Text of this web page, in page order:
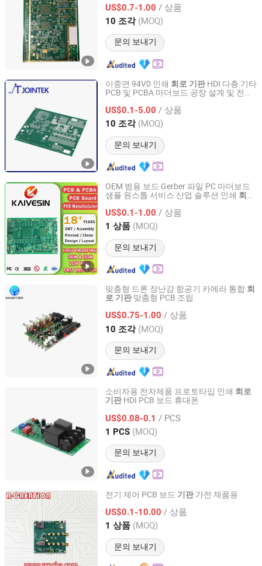
US$0.7-1.00 / 상품
10 조각 (MOQ)
문의 보내기
Hubei, China 이후 2026
이중면 94V0 인쇄 회로 기판HDI 다층 기타
PCB 및 PCBA 마더보드 공장 설계 및 전자
US$0.1-5.00 / 상품
10 조각 (MOQ)
문의 보내기
Zhuhai Jointek Electric Co., Ltd.
Guangdong, China 이후 2026
OEM 범용 보드 Gerber 파일 PC 마더보드
샘플 원스톱 서비스 산업 솔루션 인쇄 회로
US$0.1-1.00 / 상품
1 상품 (MOQ)
문의 보내기
Guangzhou Kevis Electronic Technology Co., Ltd.
Guangdong, China 이후 2024
맞춤형 드론 장난감 항공기 카메라 통합 회
로 기판맞춤형 PCB 조립
US$0.75-1.00 / 상품
10 조각 (MOQ)
문의 보내기
Mu Star (Shenzhen) Industry Co., Ltd.
Guangdong, China 이후 2023
소비자용 전자제품 프로토타입 인쇄 회로
기판HDI PCB 보드 휴대폰
US$0.08-0.1 / PCS
1 PCS (MOQ)
문의 보내기
Guangdong, China 이후 2016
전기 제어 PCB 보드 기판가전 제품용
US$0.1-10.00 / 상품
1 상품 (MOQ)
문의 보내기
R-CREATION Technology Co., Ltd.
Anhui, China 이후 2013